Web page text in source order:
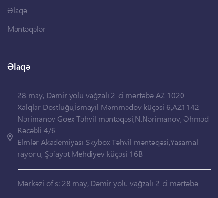
Əlaqə
Məntəqələr
Əlaqə
28 may, Dəmir yolu vağzalı 2-ci mərtəbə AZ 1020
Xalqlar Dostluğu,İsmayıl Məmmədov küçəsi 6,AZ1142
Nərimanov Goex Təhvil məntəqəsi,N.Nərimanov, Əhməd
Rəcəbli 4/6
Elmlər Akademiyası Skybox Təhvil məntəqəsi,Yasamal
rayonu, Şəfayət Mehdiyev küçəsi 16B
Mərkəzi ofis: 28 may, Dəmir yolu vağzalı 2-ci mərtəbə